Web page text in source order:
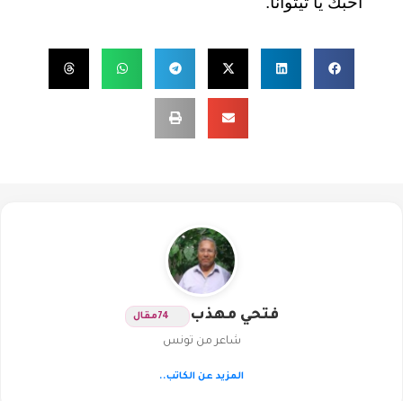
فتحي مهذب 74مقال
شاعر من تونس
المزيد عن الكاتب..